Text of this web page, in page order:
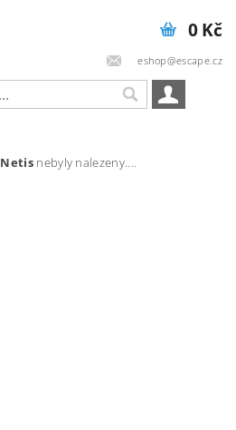
eshop@escape.cz
0 Kč
Netisnebyly nalezeny....